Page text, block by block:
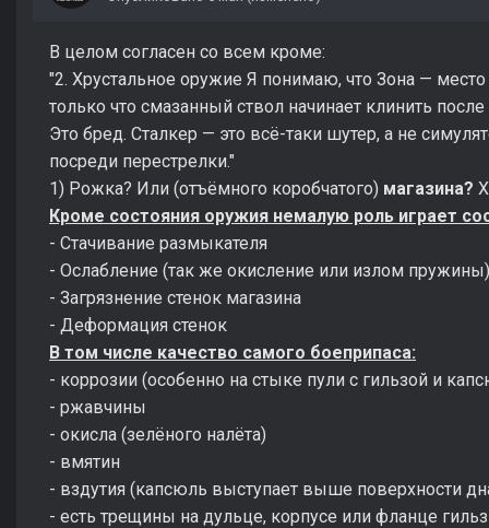
В целом согласен со всем кроме:
"2. Хрустальное оружие Я понимаю, что Зона —
только что смазанный ствол начинает клинить
Это бред. Сталкер — это всё-таки шутер, а не
посреди перестрелки."
1) Рожка? Или (отъёмного коробчатого) магазина?
Кроме состояния оружия немалую роль играет
- Стачивание размыкателя
- Ослабление (так же окисление или излом пружины)
- Загрязнение стенок магазина
- Деформация стенок
В том числе качество самого боеприпаса:
- коррозии (особенно на стыке пули с гильзой и
- ржавчины
- окисла (зелёного налёта)
- вмятин
- вздутия (капсюль выступает выше поверхности
- есть трещины на дульце, корпусе или фланце